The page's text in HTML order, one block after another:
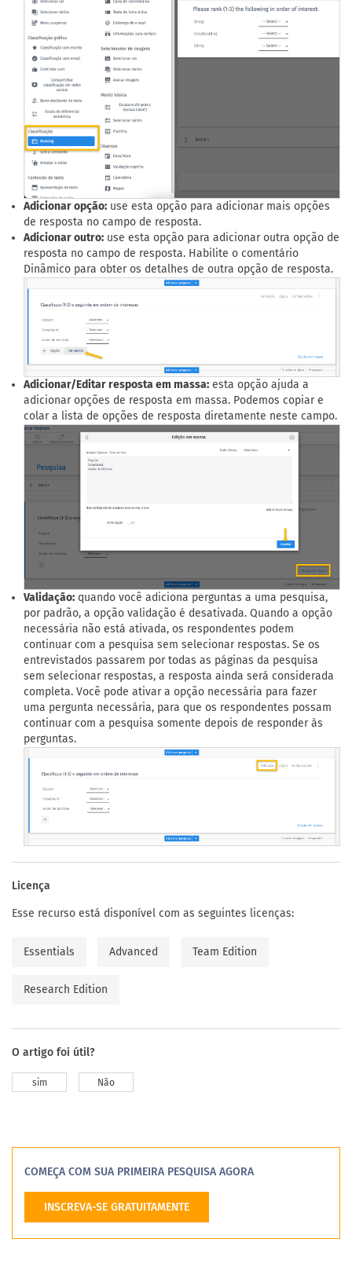
Adicionar opção: use esta opção para adicionar mais opções
de resposta no campo de resposta.
Adicionar outro: use esta opção para adicionar outra opção de
resposta no campo de resposta. Habilite o comentário
Dinâmico para obter os detalhes de outra opção de resposta.
Adicionar/Editar resposta em massa: esta opção ajuda a
adicionar opções de resposta em massa. Podemos copiar e
colar a lista de opções de resposta diretamente neste campo.
Validação: quando você adiciona perguntas a uma pesquisa,
por padrão, a opção validação é desativada. Quando a opção
necessária não está ativada, os respondentes podem
continuar com a pesquisa sem selecionar respostas. Se os
entrevistados passarem por todas as páginas da pesquisa
sem selecionar respostas, a resposta ainda será considerada
completa. Você pode ativar a opção necessária para fazer
uma pergunta necessária, para que os respondentes possam
continuar com a pesquisa somente depois de responder às
perguntas.
Licença
Esse recurso está disponível com as seguintes licenças:
Essentials Advanced Team Edition
Research Edition
O artigo foi útil?
sim Não
COMEÇA COM SUA PRIMEIRA PESQUISA AGORA
INSCREVA-SE GRATUITAMENTE